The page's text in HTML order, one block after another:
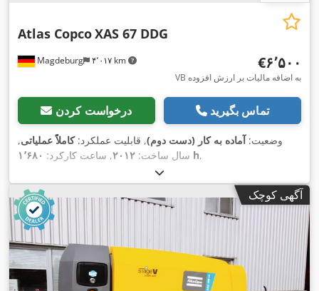
Magdeburg ۴٬۰۱۷ km
Atlas CopcoXAS 67 DDG
‎€۶٬۵۰۰
VB به اضافه مالیات بر ارزش افزوده
درخواست کردن تماس بگیرید
وضعیت: آماده به کار (دست دوم), قابلیت عملکرد:کاملاً عملیاتی,
سال ساخت: ۲۰۱۲, ساعت کارکرد: ۱٬۶۸۰ h,
آگهی کوچک